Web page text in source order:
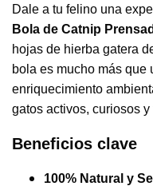
Dale a tu felino una
Bola de Catnip
hojas de hierba gatera
bola es mucho más que
enriquecimiento
gatos activos, curiosos y
Beneficios clave
100% Natural y